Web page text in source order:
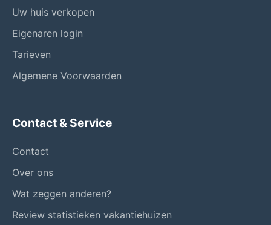
Uw huis verkopen
Eigenaren login
Tarieven
Algemene Voorwaarden
Contact & Service
Contact
Over ons
Wat zeggen anderen?
Review statistieken vakantiehuizen